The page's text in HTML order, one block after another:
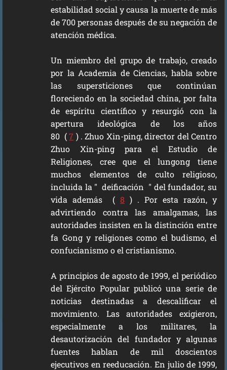
estabilidad social y causa la muerte de más
de 700 personas después de su negación de
atención médica.
Un miembro del grupo de trabajo, creado
por la Academia de Ciencias, habla sobre
las supersticiones que continúan
floreciendo en la sociedad china, por falta
de espíritu científico y resurgió con la
apertura ideológica de los años
80 (7 ) . Zhuo Xin-ping, director del Centro
Zhuo Xin-ping para el Estudio de
Religiones, cree que el lungong tiene
muchos elementos de culto religioso,
incluida la " deificación " del fundador, su
vida además ( 8 ) . Por esta razón, y
advirtiendo contra las amalgamas, las
autoridades insisten en la distinción entre
fa Gong y religiones como el budismo, el
confucianismo o el cristianismo.
A principios de agosto de 1999, el periódico
del Ejército Popular publicó una serie de
noticias destinadas a descalificar el
movimiento. Las autoridades exigieron,
especialmente a los militares, la
desautorización del fundador y algunas
fuentes hablan de mil doscientos
ejecutivos en reeducación. En julio de 1999,